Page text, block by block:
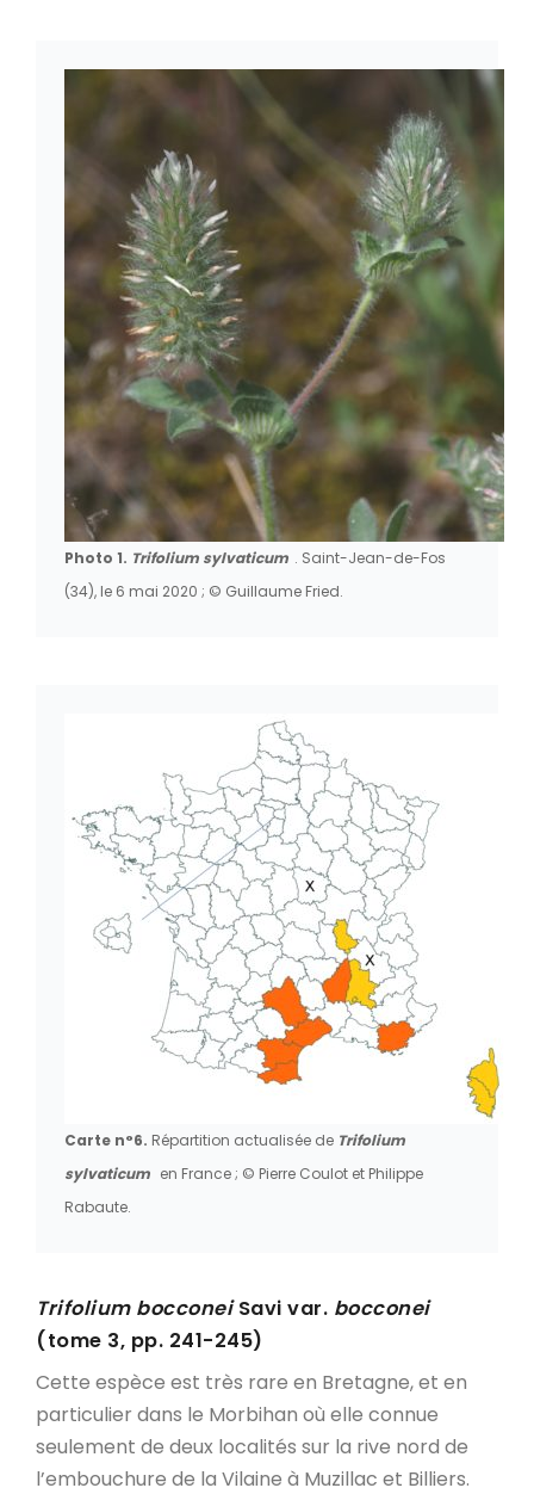
Photo 1. Trifolium sylvaticum . Saint-Jean-de-Fos
(34), le 6 mai 2020 ; © Guillaume Fried.
Carte n°6. Répartition actualisée de Trifolium
sylvaticum en France ; © Pierre Coulot et Philippe
Rabaute.
Trifolium bocconeiSavi var. bocconei
(tome 3, pp. 241-245)
Cette espèce est très rare en Bretagne, et en
particulier dans le Morbihan où elle connue
seulement de deux localités sur la rive nord de
l’embouchure de la Vilaine à Muzillac et Billiers.